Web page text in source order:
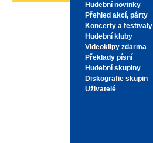
Hudební novinky
Přehled akcí, párty
Koncerty a festivaly
Hudební kluby
Videoklipy zdarma
Překlady písní
Hudební skupiny
Diskografie skupin
Uživatelé